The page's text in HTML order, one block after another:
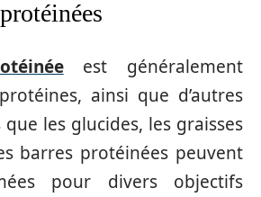
est généralement
ainsi que d’autres
les glucides, les graisses
barres protéinées peuvent
pour divers objectifs